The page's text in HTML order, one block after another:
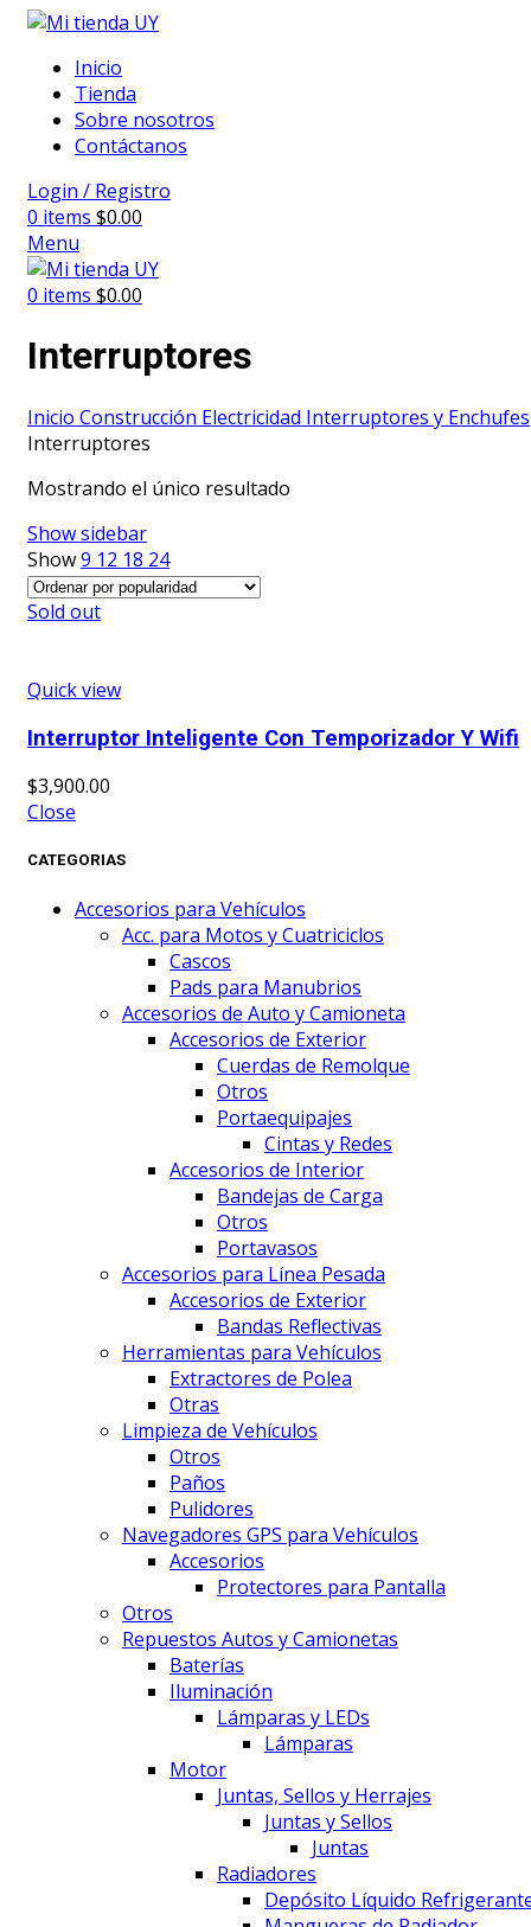
Inicio
Tienda
Sobre nosotros
Contáctanos
Login / Registro
0 items $0.00
Menu
0 items $0.00
Interruptores
Close
CATEGORIAS
Accesorios para Vehículos
Acc. para Motos y Cuatriciclos
Cascos
Pads para Manubrios
Accesorios de Auto y Camioneta
Accesorios de Exterior
Cuerdas de Remolque
Otros
Portaequipajes
Cintas y Redes
Accesorios de Interior
Bandejas de Carga
Otros
Portavasos
Accesorios para Línea Pesada
Accesorios de Exterior
Bandas Reflectivas
Herramientas para Vehículos
Extractores de Polea
Otras
Limpieza de Vehículos
Otros
Paños
Pulidores
Navegadores GPS para Vehículos
Accesorios
Protectores para Pantalla
Otros
Repuestos Autos y Camionetas
Baterías
Iluminación
Lámparas y LEDs
Lámparas
Motor
Juntas, Sellos y Herrajes
Juntas y Sellos
Juntas
Radiadores
Depósito Líquido
Inicio Construcción Electricidad Interruptores y Enchufes
Interruptores
Mostrando el único resultado
Show sidebar
Show9 12 18 24
Sold out
Quick view
Interruptor Inteligente Con Temporizador Y Wifi
$3,900.00